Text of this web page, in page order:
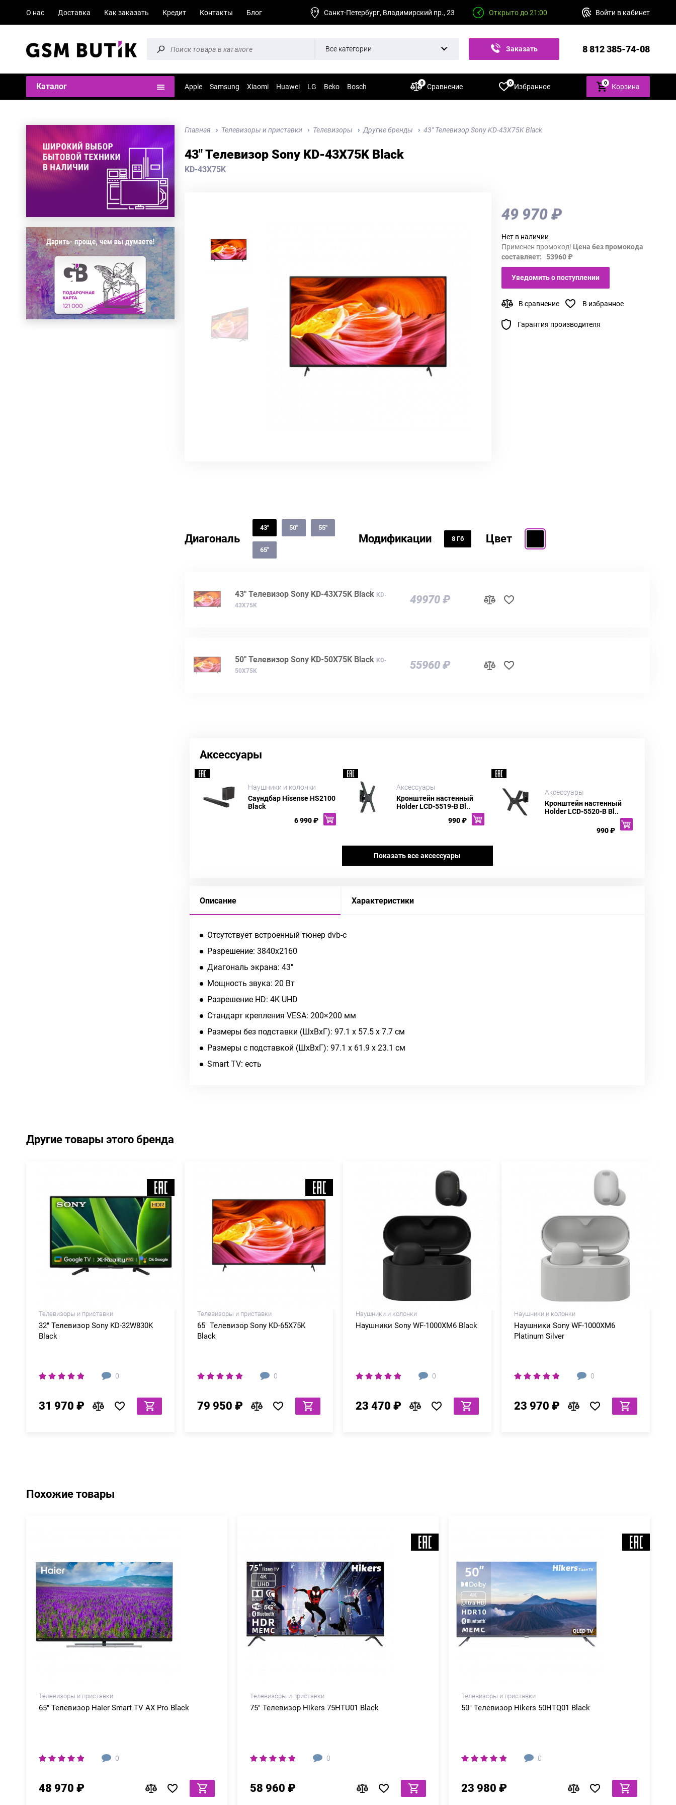
О нас Доставка Как заказать Кредит Контакты Блог Санкт-Петербург, Владимирский пр., 23 Открыто до 21:00 Войти в кабинет
Все категории Заказать 8 812 385-74-08
Каталог Apple Samsung Xiaomi Huawei LG Beko Bosch Сравнение
0 Избранное
0 0 Корзина
Главная Телевизоры и приставки Телевизоры Другие бренды 43" Телевизор Sony KD-43X75K Black
43" Телевизор Sony KD-43X75K Black
KD-43X75K
49 970 ₽
Нет в наличии
Применен промокод! Цена без промокода
составляет: 53960 ₽
Уведомить о поступлении
В сравнение В избранное
Гарантия производителя
Диагональ
43" 50" 55"
65"
Модификации 8 Гб Цвет
43" Телевизор Sony KD-43X75K Black KD-
43X75K
49970 ₽
50" Телевизор Sony KD-50X75K Black KD-
50X75K
55960 ₽
Аксессуары
Наушники и колонки
Саундбар Hisense HS2100
Black
6 990 ₽
Аксессуары
Кронштейн настенный
Holder LCD-5519-B Bl..
990 ₽
Аксессуары
Кронштейн настенный
Holder LCD-5520-B Bl..
990 ₽
Показать все аксессуары
Описание Характеристики
Отсутствует встроенный тюнер dvb-c
Разрешение: 3840x2160
Диагональ экрана: 43"
Мощность звука: 20 Вт
Разрешение HD: 4K UHD
Стандарт крепления VESA: 200×200 мм
Размеры без подставки (ШxВxГ): 97.1 х 57.5 х 7.7 см
Размеры с подставкой (ШxВxГ): 97.1 х 61.9 х 23.1 см
Smart TV: есть
Другие товары этого бренда
Телевизоры и приставки
32" Телевизор Sony KD-32W830K
Black
0
31 970 ₽
Телевизоры и приставки
65" Телевизор Sony KD-65X75K
Black
0
79 950 ₽
Наушники и колонки
Наушники Sony WF-1000XM6 Black
0
23 470 ₽
Наушники и колонки
Наушники Sony WF-1000XM6
Platinum Silver
0
23 970 ₽
Похожие товары
Телевизоры и приставки
65" Телевизор Haier Smart TV AX Pro Black
0
48 970 ₽
Телевизоры и приставки
75" Телевизор Hikers 75HTU01 Black
0
58 960 ₽
Телевизоры и приставки
50" Телевизор Hikers 50HTQ01 Black
0
23 980 ₽